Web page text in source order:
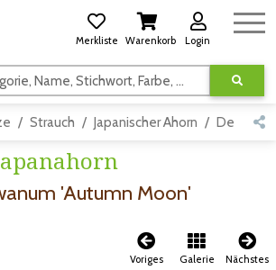
Merkliste Warenkorb Login
Suchen nach Kategorie, Name, Stichwort, Farbe, usw.
Strauch Japanischer Ahorn Detail
'Autumn Moon'
Voriges Galerie Nächstes